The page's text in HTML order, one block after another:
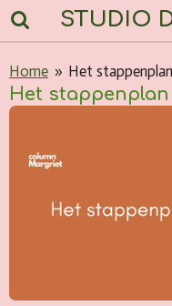
Ga
direct
naar
de
hoofdinhoud
STUDIO
Home » Het stappenplan
Het stappenplan